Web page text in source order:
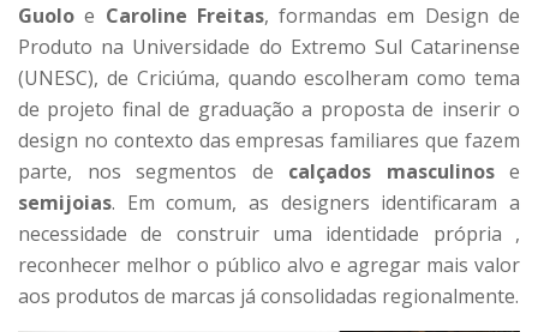
Guolo e Caroline Freitas, formandas em Design de
Produto na Universidade do Extremo Sul Catarinense
(UNESC), de Criciúma, quando escolheram como tema
de projeto final de graduação a proposta de inserir o
design no contexto das empresas familiares que fazem
parte, nos segmentos de calçados masculinose
semijoias. Em comum, as designers identificaram a
necessidade de construir uma identidade própria ,
reconhecer melhor o público alvo e agregar mais valor
aos produtos de marcas já consolidadas regionalmente.